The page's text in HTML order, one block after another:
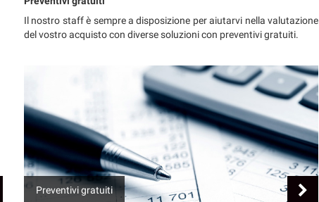
Il nostro staff è sempre a disposizione per aiutarvi nella valutazione
del vostro acquisto con diverse soluzioni con preventivi gratuiti.
Preventivi gratuiti